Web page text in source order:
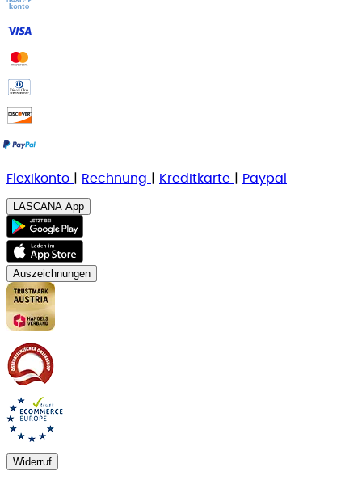
Flexikonto Rechnung Kreditkarte Paypal
LASCANA App
Auszeichnungen
Widerruf